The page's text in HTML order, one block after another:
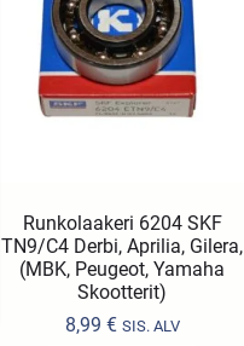
Runkolaakeri 6204 SKF
TN9/C4 Derbi, Aprilia, Gilera,
(MBK, Peugeot, Yamaha
Skootterit)
8,99 € SIS. ALV